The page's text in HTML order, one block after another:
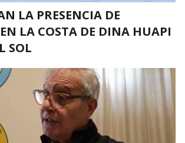
LA PRESENCIA DE
LA COSTA DE DINA HUAPI
SOL